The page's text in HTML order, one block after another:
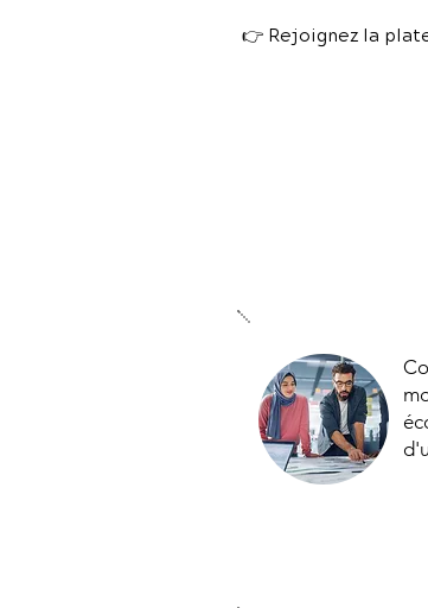
👉 Rejoignez la